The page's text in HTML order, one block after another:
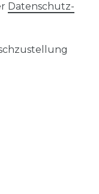
Daten­schutz­